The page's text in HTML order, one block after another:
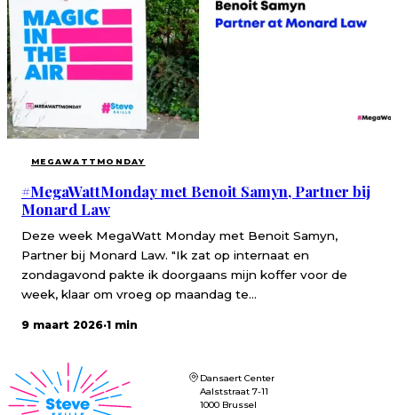
MEGAWATTMONDAY
#MegaWattMonday met Benoit Samyn, Partner bij
Monard Law
Deze week MegaWatt Monday met Benoit Samyn,
Partner bij Monard Law. "Ik zat op internaat en
zondagavond pakte ik doorgaans mijn koffer voor de
week, klaar om vroeg op maandag te...
9 maart 2026·1 min
Dansaert Center
Aalststraat 7-11
1000 Brussel